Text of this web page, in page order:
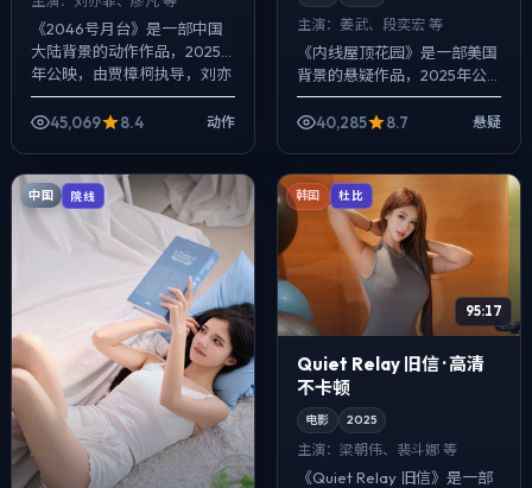
《2046号月台》是一部中国
大陆背景的动作作品，2025
年公映，由贾樟柯执导，刘亦
菲、廖凡、倪妮等主演。配乐
克制，关键场面反而以环境声
45,069 8.4 动作
主演： 姜武、段奕宏 等
《内线屋顶花园》是一部美国
背景的悬疑作品，2025年公
映，由林超贤执导，姜武、段
奕宏、范伟等主演。影像偏纪
40,285 8.7 悬疑
中国 院线 韩国 杜比
95:17
Quiet Relay 旧信 · 高清
不卡顿
电影 2025
主演： 梁朝伟、裴斗娜 等
《Quiet Relay 旧信》是一部